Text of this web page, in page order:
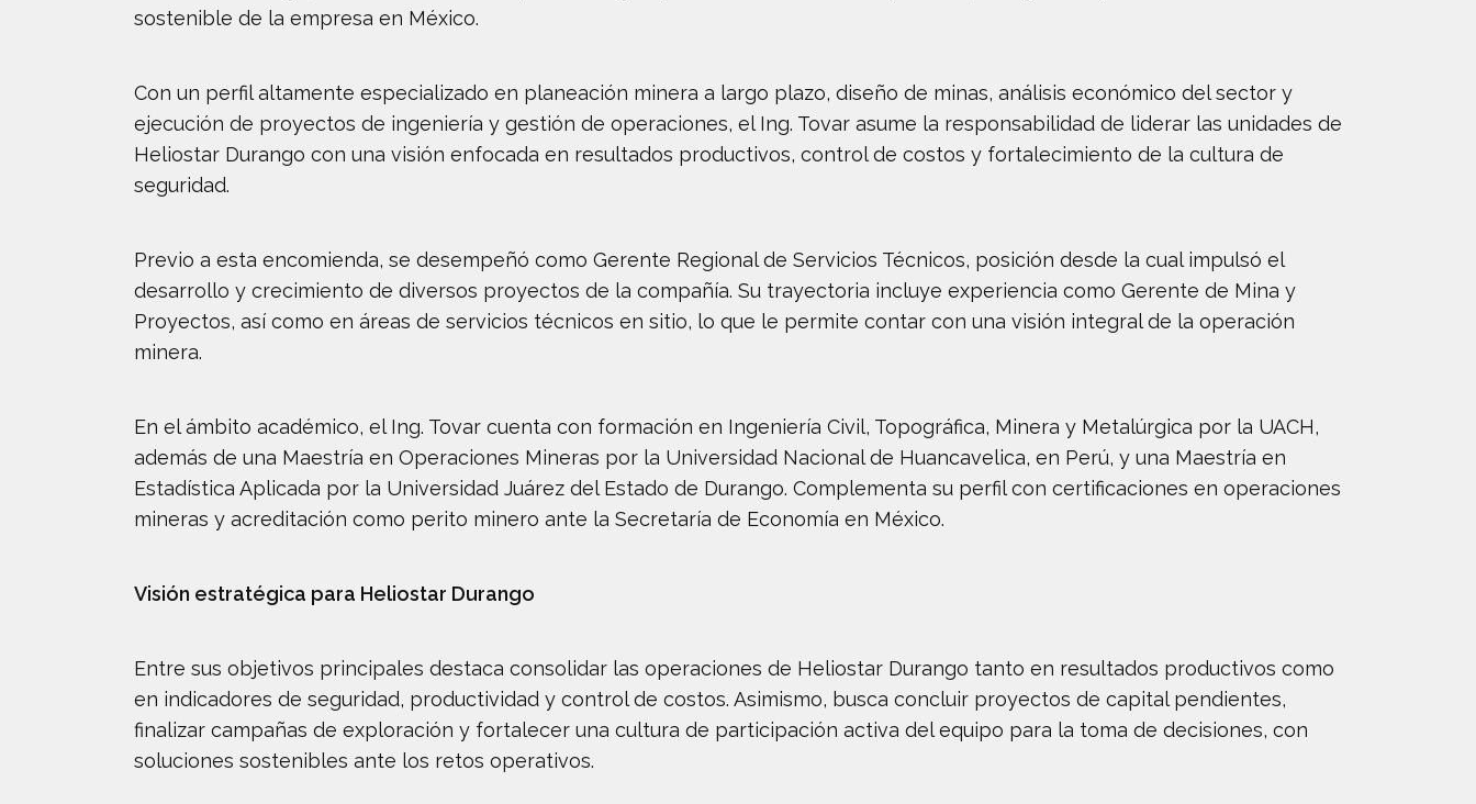
sostenible de la empresa en México.
Con un perfil altamente especializado en planeación minera a largo plazo, diseño de minas, análisis económico del sector y
ejecución de proyectos de ingeniería y gestión de operaciones, el Ing. Tovar asume la responsabilidad de liderar las unidades de
Heliostar Durango con una visión enfocada en resultados productivos, control de costos y fortalecimiento de la cultura de
seguridad.
Previo a esta encomienda, se desempeñó como Gerente Regional de Servicios Técnicos, posición desde la cual impulsó el
desarrollo y crecimiento de diversos proyectos de la compañía. Su trayectoria incluye experiencia como Gerente de Mina y
Proyectos, así como en áreas de servicios técnicos en sitio, lo que le permite contar con una visión integral de la operación
minera.
En el ámbito académico, el Ing. Tovar cuenta con formación en Ingeniería Civil, Topográfica, Minera y Metalúrgica por la UACH,
además de una Maestría en Operaciones Mineras por la Universidad Nacional de Huancavelica, en Perú, y una Maestría en
Estadística Aplicada por la Universidad Juárez del Estado de Durango. Complementa su perfil con certificaciones en operaciones
mineras y acreditación como perito minero ante la Secretaría de Economía en México.
Visión estratégica para Heliostar Durango
Entre sus objetivos principales destaca consolidar las operaciones de Heliostar Durango tanto en resultados productivos como
en indicadores de seguridad, productividad y control de costos. Asimismo, busca concluir proyectos de capital pendientes,
finalizar campañas de exploración y fortalecer una cultura de participación activa del equipo para la toma de decisiones, con
soluciones sostenibles ante los retos operativos.